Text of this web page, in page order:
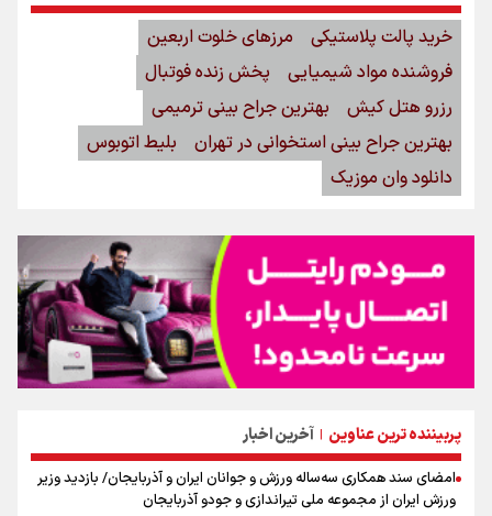
پربیننده ترین عناوین | آخرین اخبار
امضای سند همکاری سه‌ساله ورزش و جوانان ایران و آذربایجان/ بازدید وزیر
ورزش ایران از مجموعه ملی تیراندازی و جودو آذربایجان
خرید پالت پلاستیکی
مرزهای خلوت اربعین
فروشنده مواد شیمیایی
پخش زنده فوتبال
رزرو هتل کیش
بهترین جراح بینی ترمیمی
بهترین جراح بینی استخوانی در تهران
بلیط اتوبوس
دانلود وان موزیک